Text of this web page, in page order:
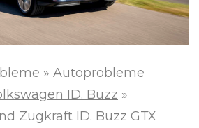
» Autoprobleme
ID. Buzz »
Zugkraft ID. Buzz GTX